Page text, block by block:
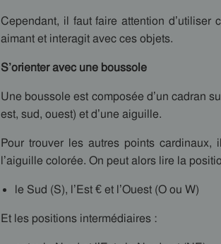
Cependant, il faut faire attention
aimant et interagit avec ces objets.
S’orienter avec une boussole
Une boussole est composée d’un cadran
est, sud, ouest) et d’une aiguille.
Pour trouver les autres points
l’aiguille colorée. On peut alors lire la
le Sud (S), l’Est € et l’Ouest (O ou W)
Et les positions intermédiaires :